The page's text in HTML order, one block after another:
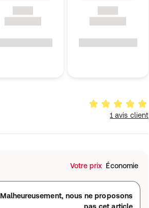
1 avis client
Votre prix Économie
Malheureusement, nous ne proposons